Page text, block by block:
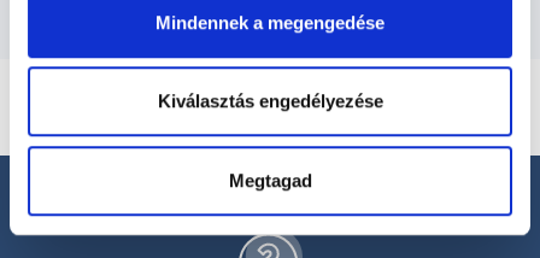
Mindennek a megengedése
Kiválasztás engedélyezése
Megtagad